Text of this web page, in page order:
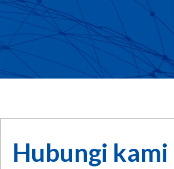
Hubungi kami